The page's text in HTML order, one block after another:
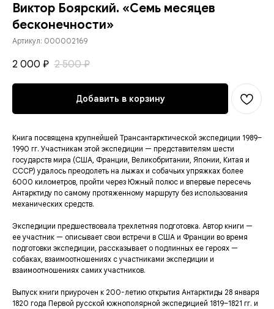
Виктор Боярский. «Семь месяцев
бесконечности»
Артикул: 000002169
2 000 ₽ 2 500 ₽
Добавить в корзину
Книга посвящена крупнейшей Трансантарктической экспедиции 1989–
1990 гг. Участникам этой экспедиции — представителям шести
государств мира (США, Франции, Великобритании, Японии, Китая и
СССР) удалось преодолеть на лыжах и собачьих упряжках более
6000 километров, пройти через Южный полюс и впервые пересечь
Антарктиду по самому протяженному маршруту без использования
механических средств.
Экспедиции предшествовала трехлетняя подготовка. Автор книги —
ее участник — описывает свои встречи в США и Франции во время
подготовки экспедиции, рассказывает о подлинных ее героях —
собаках, взаимоотношениях с участниками экспедиции и
взаимоотношениях самих участников.
Выпуск книги приурочен к 200-летию открытия Антарктиды 28 января
1820 года Первой русской южнополярной экспедицией 1819–1821 гг. и